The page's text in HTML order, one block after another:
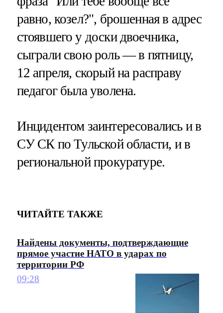
равно, козел?", брошенная в адрес
стоявшего у доски двоечника,
сыграли свою роль — в пятницу,
12 апреля, скорый на расправу
педагог была уволена.
Инцидентом заинтересовались и в
СУ СК по Тульской области, и в
региональной прокуратуре.
ЧИТАЙТЕ ТАКЖЕ
Найдены документы, подтверждающие
прямое участие НАТО в ударах по
территории РФ
09:28